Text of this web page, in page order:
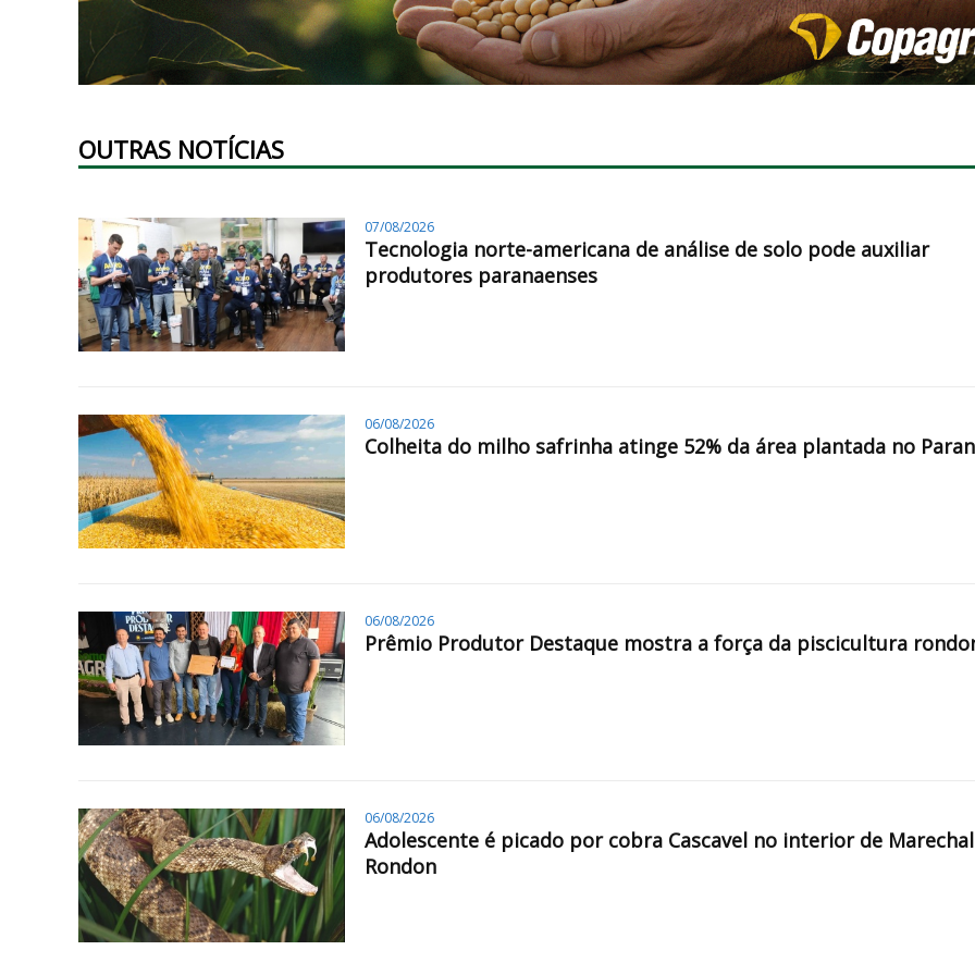
OUTRAS NOTÍCIAS
07/08/2026
Tecnologia norte-americana de análise de solo pode auxiliar
produtores paranaenses
06/08/2026
Colheita do milho safrinha atinge 52% da área plantada no
06/08/2026
Prêmio Produtor Destaque mostra a força da piscicultura
06/08/2026
Adolescente é picado por cobra Cascavel no interior de Marechal
Rondon